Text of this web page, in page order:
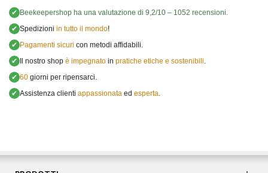
✔ Beekeepershop ha una valutazione di 9,2/10 – 1052 recensioni.
✔ Spedizioni in tutto il mondo!
✔ Pagamenti sicuri con metodi affidabili.
✔ Il nostro shop è impegnato in pratiche etiche e sostenibili
✔ 60 giorni per ripensarci.
✔ Assistenza clienti appassionata ed esperta